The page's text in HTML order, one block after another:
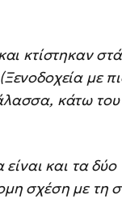
κτίστηκαν
με
κάτω του
και τα
σχέση με τη